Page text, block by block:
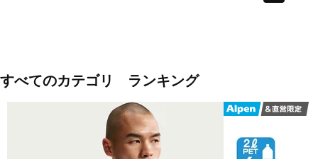
すべてのカテゴリ ランキング